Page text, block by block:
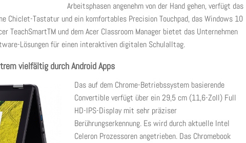
Arbeitsphasen angenehm von der Hand gehen, verfügt das
Chiclet-Tastatur und ein komfortables Precision Touchpad, das Windows 10
TeachSmartTM und dem Acer Classroom Manager bietet das Unternehmen
Lösungen für einen interaktiven digitalen Schulalltag.
vielfältig durch Android Apps
Das auf dem Chrome-Betriebssystem basierende
Convertible verfügt über ein 29,5 cm (11,6-Zoll) Full
HD-IPS-Display mit sehr präziser
Berührungserkennung. Es wird durch aktuelle Intel
Celeron Prozessoren angetrieben. Das Chromebook